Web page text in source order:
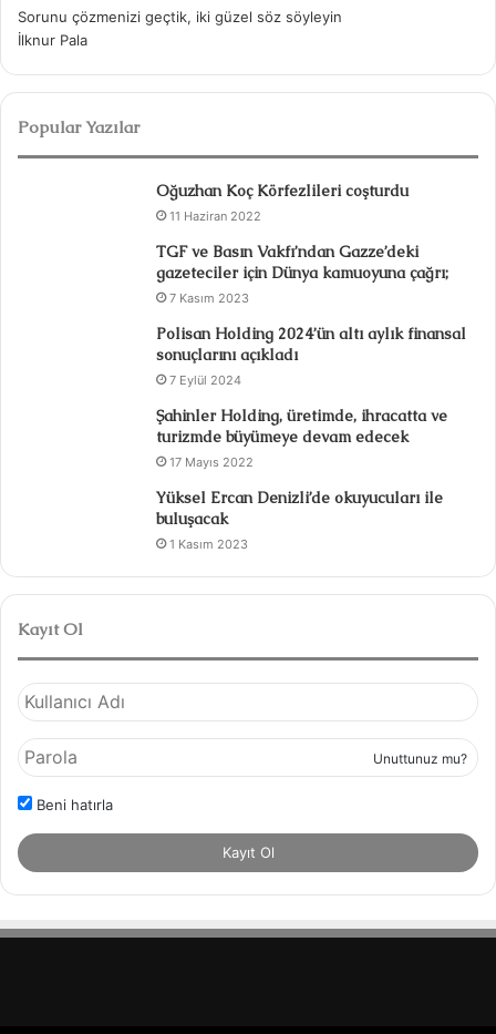
Sorunu çözmenizi geçtik, iki güzel söz söyleyin
İlknur Pala
Popular Yazılar
Oğuzhan Koç Körfezlileri coşturdu
11 Haziran 2022
TGF ve Basın Vakfı’ndan Gazze’deki
gazeteciler için Dünya kamuoyuna çağrı;
7 Kasım 2023
Polisan Holding 2024’ün altı aylık finansal
sonuçlarını açıkladı
7 Eylül 2024
Şahinler Holding, üretimde, ihracatta ve
turizmde büyümeye devam edecek
17 Mayıs 2022
Yüksel Ercan Denizli’de okuyucuları ile
buluşacak
1 Kasım 2023
Kayıt Ol
Unuttunuz mu?
Beni hatırla
Kayıt Ol